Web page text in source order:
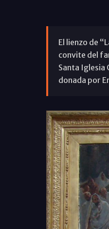
El lienzo de
convite del
Santa Iglesia
donada por